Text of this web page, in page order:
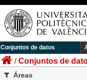
Conjuntos de datos
Conjuntos de
Áreas